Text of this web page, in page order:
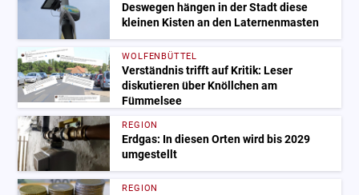
Deswegen hängen in der Stadt diese
kleinen Kisten an den Laternenmasten
WOLFENBÜTTEL
Verständnis trifft auf Kritik: Leser
diskutieren über Knöllchen am
Fümmelsee
REGION
Erdgas: In diesen Orten wird bis 2029
umgestellt
REGION